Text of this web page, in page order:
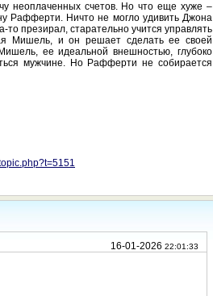
неоплаченных счетов. Но что еще хуже –
Рафферти. Ничто не могло удивить Джона
презирал, старательно учится управлять
Мишель, и он решает сделать ее своей
ее идеальной внешностью, глубоко
мужчине. Но Рафферти не собирается
16-01-2026 22:01:33